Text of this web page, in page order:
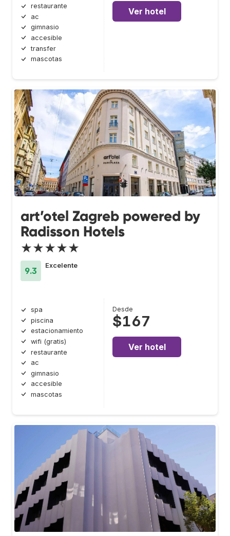
restaurante
ac
gimnasio
accesible
transfer
mascotas
Ver hotel
art’otel Zagreb powered by
Radisson Hotels
★★★★★
9.3
Excelente
spa
piscina
estacionamiento
wifi (gratis)
restaurante
ac
gimnasio
accesible
mascotas
Desde
$167
Ver hotel